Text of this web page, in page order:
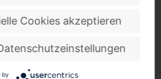
passend für Pendelschale SINOTEC
Cookies akzeptieren
by